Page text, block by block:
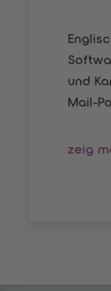
und
Mail-
zeig